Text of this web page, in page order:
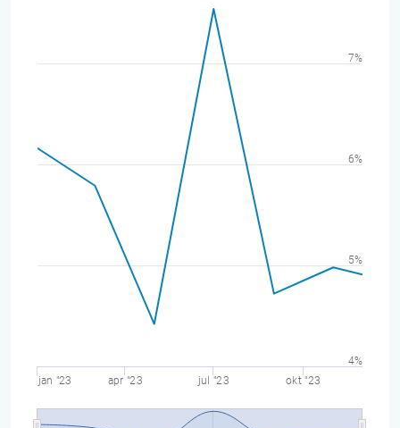
jan "23 apr "23 jul "23 okt "23
4%
5%
6%
7%